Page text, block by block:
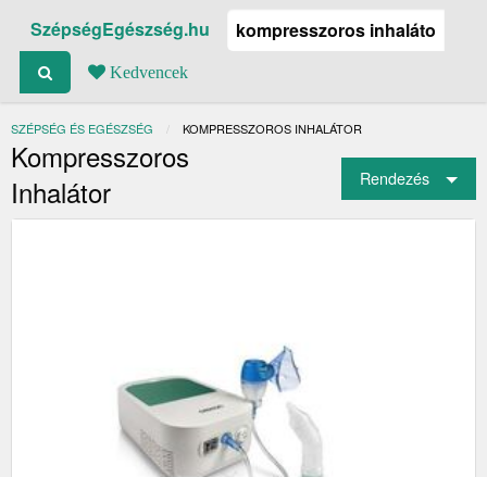
SzépségEgészség.hu
Kedvencek
SZÉPSÉG ÉS EGÉSZSÉG JELENLEGI:
KOMPRESSZOROS INHALÁTOR
Kompresszoros
Inhalátor
Rendezés